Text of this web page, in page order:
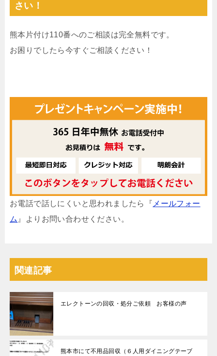
さい！
熊本片付け110番へのご相談は完全無料です。
お困りでしたら今すぐご相談ください！
お電話で話しにくいと思われましたら『 メールフォー
ム 』よりお問い合わせください。
関連記事
エレクトーンの回収・処分ご依頼 お客様の声
熊本市にて不用品回収（６人用ダイニングテーブ